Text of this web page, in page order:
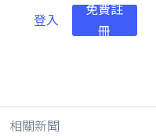
登入
免費註
冊
相關新聞